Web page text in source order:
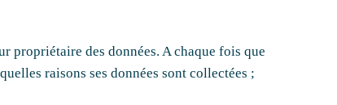
propriétaire des données. A chaque fois que
raisons ses données sont collectées ;